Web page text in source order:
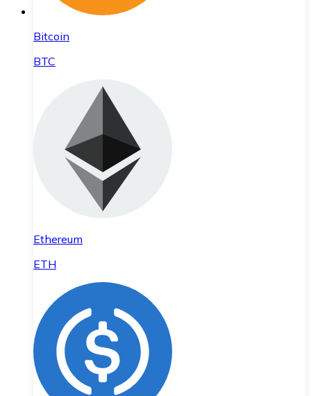
Bitcoin
BTC
Ethereum
ETH